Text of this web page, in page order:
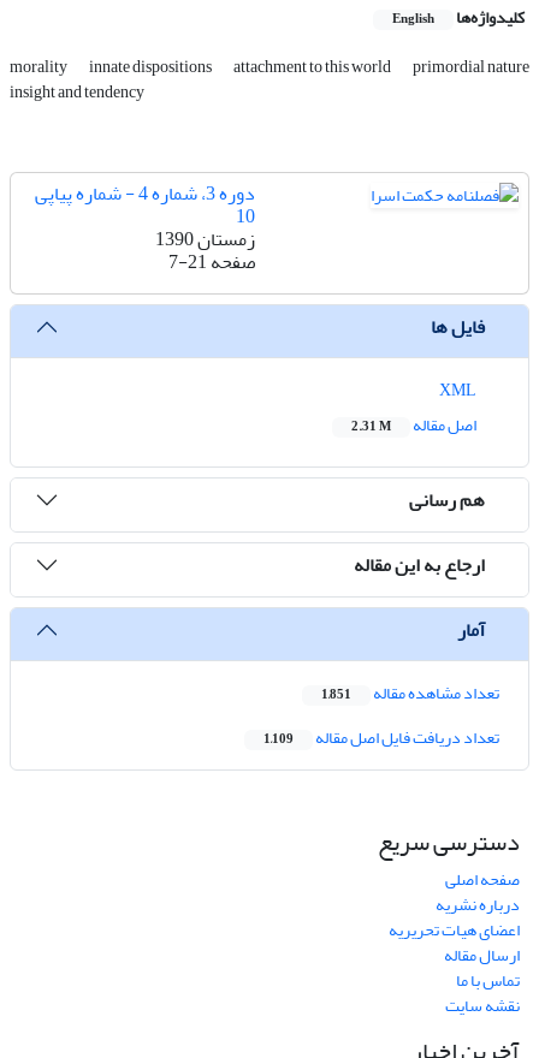
کلیدواژه‌ها English
morality innate dispositions attachment to this world primordial nature
insight and tendency
دوره 3، شماره 4 - شماره پیاپی
10
زمستان 1390
صفحه7-21
فایل ها
اصل مقاله
2.31 M
هم رسانی
ارجاع به این مقاله
آمار
تعداد مشاهده مقاله 1,851
تعداد دریافت فایل اصل مقاله 1,109
دسترسی سریع
صفحه اصلی
درباره نشریه
اعضای هیات تحریریه
ارسال مقاله
تماس با ما
نقشه سایت